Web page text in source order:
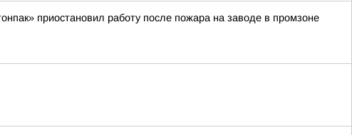
приостановил работу после пожара на заводе в промзоне